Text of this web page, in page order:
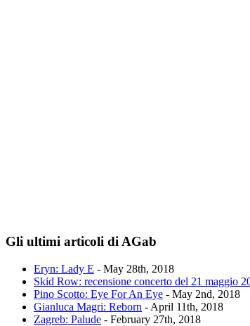
Gli ultimi articoli di AGab
Eryn: Lady E - May 28th, 2018
Skid Row: recensione concerto del 21 maggio
Pino Scotto: Eye For An Eye - May 2nd, 2018
Gianluca Magri: Reborn - April 11th, 2018
Zagreb: Palude - February 27th, 2018